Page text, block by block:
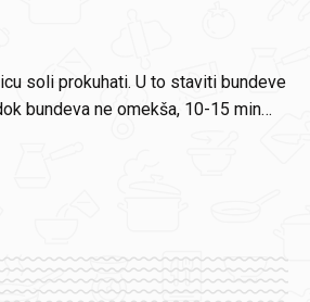
soli prokuhati. U to staviti bundeve
bundeva ne omekša, 10-15 min…